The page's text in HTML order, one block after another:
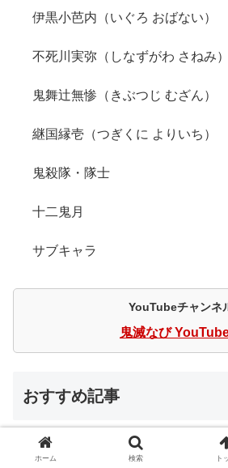
伊黒小芭内（いぐろ おばない）
不死川実弥（しなずがわ さねみ）
鬼舞辻無惨（きぶつじ むざん）
継国縁壱（つぎくに よりいち）
鬼殺隊・隊士
十二鬼月
サブキャラ
YouTubeチャンネ
鬼滅なび
おすすめ記事
上弦の弐・童磨の
けの作戦や最後
ホーム 検索 ト